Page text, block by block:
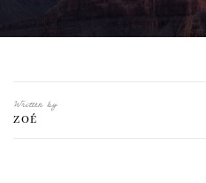
Written by
ZOÉ